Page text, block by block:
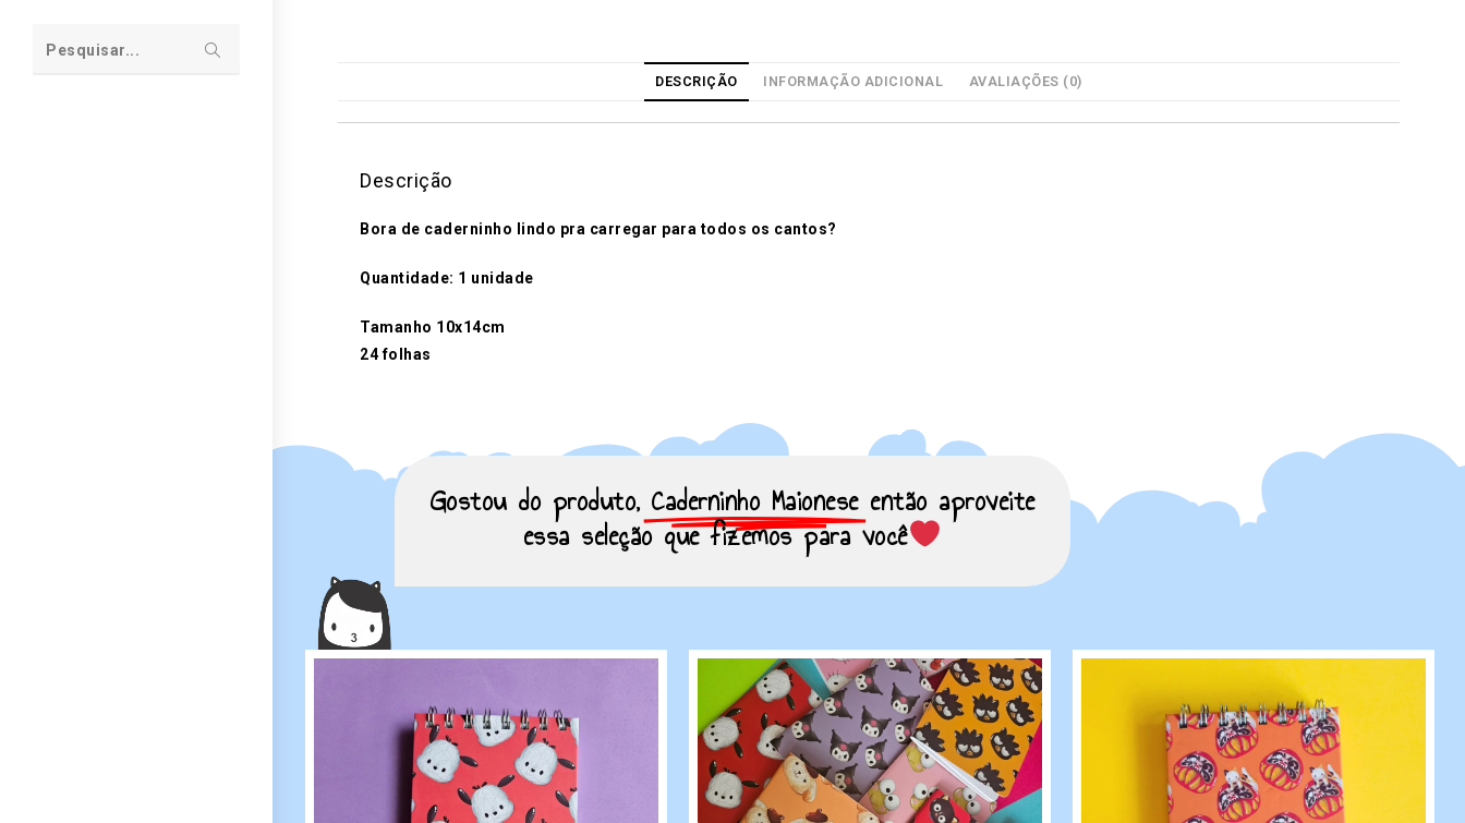
Pesquisar...
DESCRIÇÃO INFORMAÇÃO ADICIONAL AVALIAÇÕES (0)
Descrição
Bora de caderninho lindo pra carregar para todos os cantos?
Quantidade: 1 unidade
Tamanho 10x14cm
24 folhas
Gostou do produto, Caderninho Maionese então aproveite
essa seleção que fizemos para você